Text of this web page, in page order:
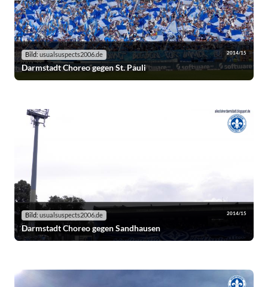
Bild: usualsuspects2006.de 2014/15
Darmstadt Choreo gegen St. Pauli
Bild: usualsuspects2006.de 2014/15
Darmstadt Choreo gegen Sandhausen